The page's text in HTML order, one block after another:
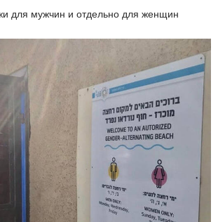
для мужчин и отдельно для женщин